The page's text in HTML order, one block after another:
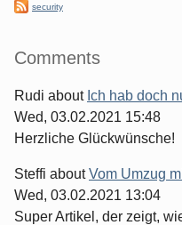
security
Comments
Rudi about Ich hab doch
Wed, 03.02.2021 15:48
Herzliche Glückwünsche!
Steffi aboutVom Umzug
Wed, 03.02.2021 13:04
Super Artikel, der zeigt,